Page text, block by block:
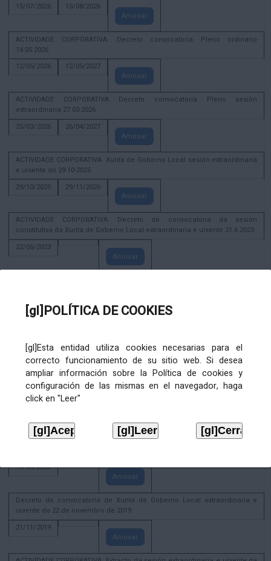
[gl]POLÍTICA DE COOKIES
[gl]Esta entidad utiliza cookies necesarias para el
correcto funcionamiento de su sitio web. Si desea
ampliar información sobre la Política de cookies y
configuración de las mismas en el navegador, haga
click en "Leer"
15/07/2026
15/08/2026
Amosar
ACTIVIDADE CORPORATIVA. Decreto convocatoria Pleno ordinario
14.05.2026
12/05/2026
12/05/2027
Amosar
ACTIVIDADE CORPORATIVA Decreto convocatoria Pleno sesión
extraordinaria 27.03.2026
25/03/2026
26/04/2027
Amosar
ACTIVIDADE CORPORATIVA. Xunta de Goberno Local sesión extraordinaria
e urxente do 29-10-2025
29/10/2025
29/11/2026
Amosar
ACTIVIDADE CORPORATIVA. Decreto de convocatoria da sesión
constitutiva da Xunta de Goberno Local extraordinaria e urxente 21.6.2023
22/06/2023
Amosar
Amosar
28/12/2020
Amosar
ACTIVIDADE CORPORATIVA. Extracto do Pleno ordinario de data 2.7.2020
ACTIVIDADE CORPORATIVA. Extracto da Xunta de Goberno Local de 17 de
18/06/2020
Amosar
Decreto de convocatoria de Xunta de Goberno Local extraordinaria e
urxente do 22 de novembro de 2019
21/11/2019
Amosar